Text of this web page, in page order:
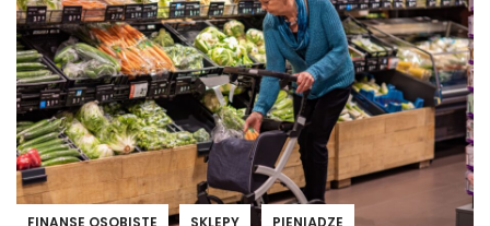
FINANSE OSOBISTE SKLEPY PIENIĄDZE